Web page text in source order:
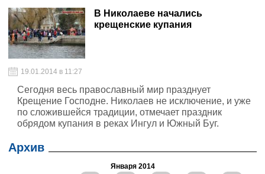
митингующие одели шлемы и каски. Люди
продолжают прибыватьВ Николаеве начались
крещенские купания
19.01.2014 в 11:27
Сегодня весь православный мир празднует
Крещение Господне. Николаев не исключение, и уже
по сложившейся традиции, отмечает праздник
обрядом купания в реках Ингул и Южный Буг.
Архив
Января 2014